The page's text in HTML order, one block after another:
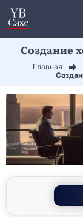
Создание
Главная